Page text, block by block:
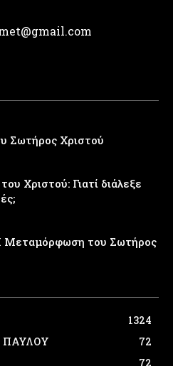
Σωτήρος Χριστού
Χριστού: Γιατί διάλεξε
Μεταμόρφωση του Σωτήρος
1324
ΠΑΥΛΟΥ
72
72